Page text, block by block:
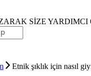
SİZE
Etnik şıklık için nasıl